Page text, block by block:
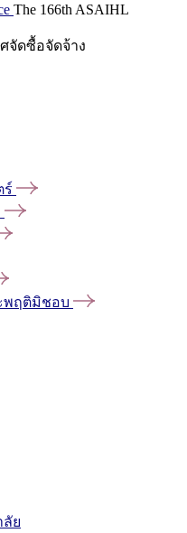
The 166th ASAIHL
จัดซื้อจัดจ้าง
ร์
พฤติมิชอบ
ย